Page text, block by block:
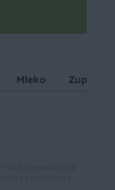
Mleko Zupy